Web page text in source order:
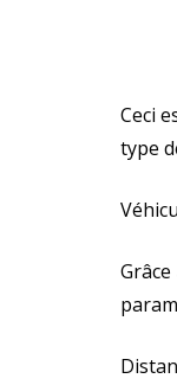
Ceci
type